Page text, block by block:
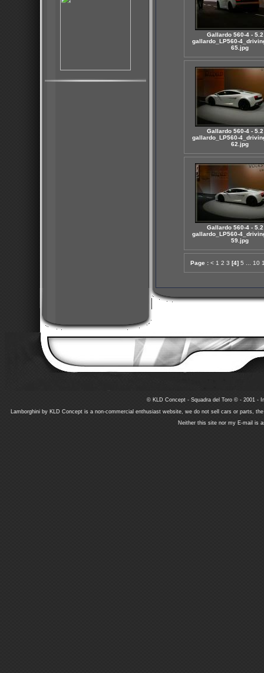
Gallardo 560-4 -
gallardo_LP560-
65.jpg
Gallardo 560-4 -
gallardo_LP560-
62.jpg
Gallardo 560-4 -
gallardo_LP560-
59.jpg
Page : < 1 2 3 [4] 5 10
© KLD Concept - Squadra del Toro © - 2001 -
Lamborghini by KLD Concept is a non-commercial enthusiast website, we do not sell cars or parts,
Neither this site nor my E-mail is